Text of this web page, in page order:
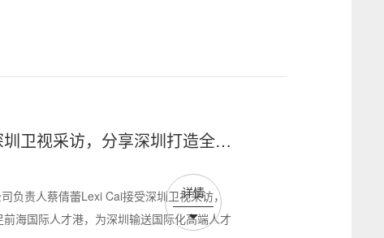
卫视采访，分享深圳打造全球
负责人蔡倩蕾Lexi Cai接受深圳卫视采访，
海国际人才港，为深圳输送国际化高端人才
详情